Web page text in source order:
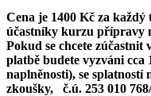
Cena je 1400 Kč za
účastníky kurzu přípravy
Pokud se chcete zúčastnit
platbě budete vyzváni
naplněnosti), se
zkoušky, č.ú. 253 010